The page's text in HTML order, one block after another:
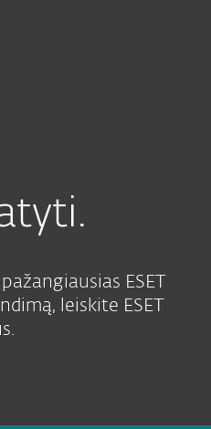
ESET
leiskite ESET